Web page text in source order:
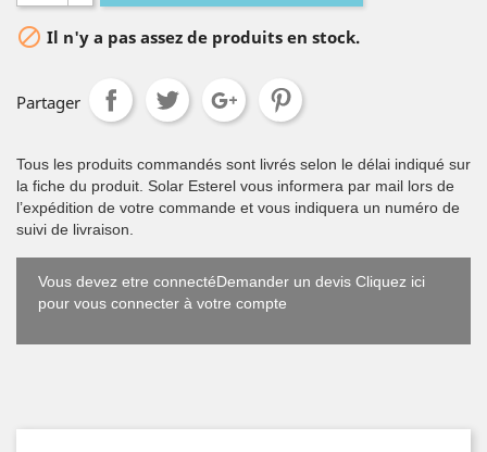
 Il n'y a pas assez de produits en stock.
Partager
Tous les produits commandés sont livrés selon le délai indiqué sur
la fiche du produit. Solar Esterel vous informera par mail lors de
l’expédition de votre commande et vous indiquera un numéro de
suivi de livraison.
Vous devez etre connectéDemander un devis Cliquez ici
pour vous connecter à votre compte